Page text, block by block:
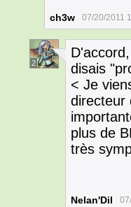
ch3w 07/20/2011
2
disais
< Je
directeur
plus de
très
Nelan'Dil